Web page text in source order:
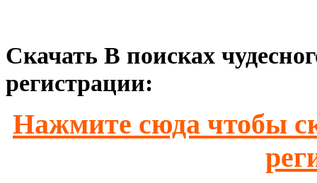
Скачать В поисках
регистрации:
Нажмите сюда чтобы